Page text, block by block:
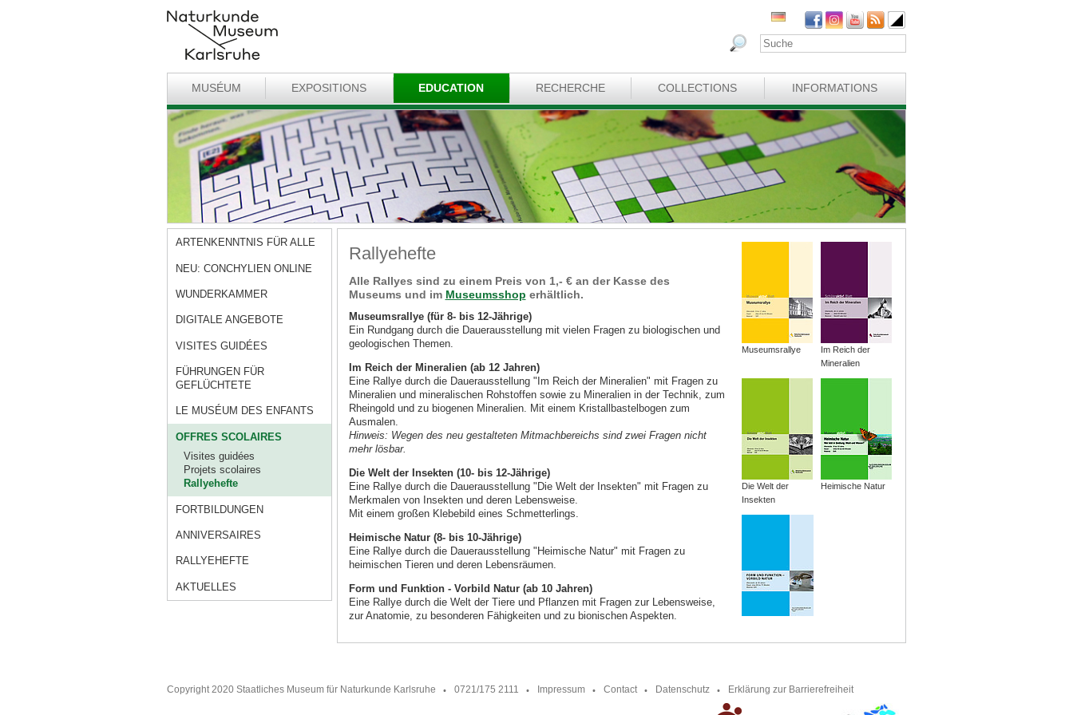
MUSÉUM EXPOSITIONS EDUCATION RECHERCHE COLLECTIONS INFORMATIONS
ARTENKENNTNIS FÜR ALLE
NEU: CONCHYLIEN ONLINE
WUNDERKAMMER
DIGITALE ANGEBOTE
VISITES GUIDÉES
FÜHRUNGEN FÜR
GEFLÜCHTETE
LE MUSÉUM DES ENFANTS
OFFRES SCOLAIRES
Visites guidées
Projets scolaires
Rallyehefte
FORTBILDUNGEN
ANNIVERSAIRES
RALLYEHEFTE
AKTUELLES
Rallyehefte
Alle Rallyes sind zu einem Preis von 1,- € an der Kasse des
Museums und im Museumsshop erhältlich.
Museumsrallye (für 8- bis 12-Jährige)
Ein Rundgang durch die Dauerausstellung mit vielen Fragen zu biologischen und
geologischen Themen.
Im Reich der Mineralien (ab 12 Jahren)
Eine Rallye durch die Dauerausstellung "Im Reich der Mineralien" mit Fragen zu
Mineralien und mineralischen Rohstoffen sowie zu Mineralien in der Technik, zum
Rheingold und zu biogenen Mineralien. Mit einem Kristallbastelbogen zum
Ausmalen.
Hinweis: Wegen des neu gestalteten Mitmachbereichs sind zwei Fragen nicht
mehr lösbar.
Die Welt der Insekten (10- bis 12-Jährige)
Eine Rallye durch die Dauerausstellung "Die Welt der Insekten" mit Fragen zu
Merkmalen von Insekten und deren Lebensweise.
Mit einem großen Klebebild eines Schmetterlings.
Heimische Natur (8- bis 10-Jährige)
Eine Rallye durch die Dauerausstellung "Heimische Natur" mit Fragen zu
heimischen Tieren und deren Lebensräumen.
Form und Funktion - Vorbild Natur (ab 10 Jahren)
Eine Rallye durch die Welt der Tiere und Pflanzen mit Fragen zur Lebensweise,
zur Anatomie, zu besonderen Fähigkeiten und zu bionischen Aspekten.
Museumsrallye
Im Reich der
Mineralien
Die Welt der
Insekten
Heimische Natur
Copyright 2020 Staatliches Museum für Naturkunde Karlsruhe 0721/175 2111 Impressum Contact Datenschutz Erklärung zur Barrierefreiheit